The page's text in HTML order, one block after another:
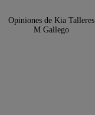
Opiniones de Kia Talleres
M Gallego